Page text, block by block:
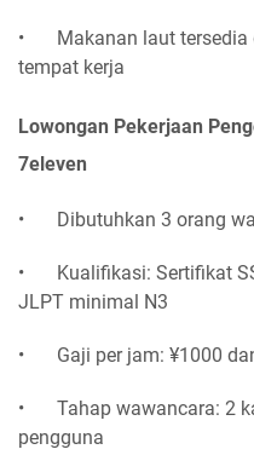
•
Makanan laut
tempat kerja
Lowongan Pekerjaan
7eleven
• Dibutuhkan 3 orang
•
Kualifikasi: Sertifikat
JLPT minimal N3
• Gaji per jam: ¥1000
•
Tahap wawancara: 2
pengguna